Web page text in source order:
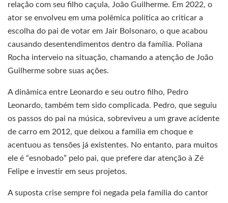
relação com seu filho caçula, João Guilherme. Em 2022, o
ator se envolveu em uma polêmica política ao criticar a
escolha do pai de votar em Jair Bolsonaro, o que acabou
causando desentendimentos dentro da família. Poliana
Rocha interveio na situação, chamando a atenção de João
Guilherme sobre suas ações.
A dinâmica entre Leonardo e seu outro filho, Pedro
Leonardo, também tem sido complicada. Pedro, que seguiu
os passos do pai na música, sobreviveu a um grave acidente
de carro em 2012, que deixou a família em choque e
acentuou as tensões já existentes. No entanto, para muitos
ele é “esnobado” pelo pai, que prefere dar atenção à Zé
Felipe e investir em seus projetos.
A suposta crise sempre foi negada pela família do cantor